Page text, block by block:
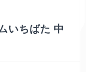
いちばた 中